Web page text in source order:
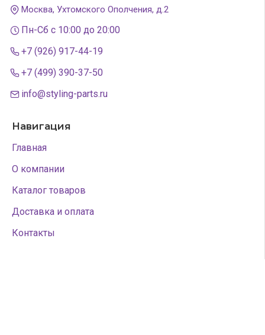
Москва, Ухтомского Ополчения, д.2
Пн-Сб с 10:00 до 20:00
+7 (926) 917-44-19
+7 (499) 390-37-50
info@styling-parts.ru
Навигация
Главная
О компании
Каталог товаров
Доставка и оплата
Контакты